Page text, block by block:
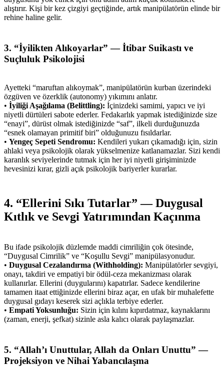
alıştırır. Kişi bir kez çizgiyi geçtiğinde, artık manipülatörün elinde bir
rehine haline gelir.
3. “İyilikten Alıkoyarlar” — İtibar Suikastı ve
Suçluluk Psikolojisi
Ayetteki “maruftan alıkoymak”, manipülatörün kurban üzerindeki
özgüven ve özerklik (autonomy) yıkımını anlatır.
• İyiliği Aşağılama (Belittling): İçinizdeki samimi, yapıcı ve iyi
niyetli dürtüleri sabote ederler. Fedakarlık yapmak istediğinizde size
“enayi”, dürüst olmak istediğinizde “saf”, ilkeli durduğunuzda
“esnek olamayan primitif biri” olduğunuzu fısıldarlar.
• Yengeç Sepeti Sendromu: Kendileri yukarı çıkamadığı için, sizin
ahlaki veya psikolojik olarak yükselmenize katlanamazlar. Sizi kendi
karanlık seviyelerinde tutmak için her iyi niyetli girişiminizde
hevesinizi kırar, gizli açık psikolojik bariyerler kurarlar.
4. “Ellerini Sıkı Tutarlar” — Duygusal
Kıtlık ve Sevgi Yatırımından Kaçınma
Bu ifade psikolojik düzlemde maddi cimriliğin çok ötesinde,
“Duygusal Cimrilik” ve “Koşullu Sevgi” manipülasyonudur.
• Duygusal Cezalandırma (Withholding): Manipülatörler sevgiyi,
onayı, takdiri ve empatiyi bir ödül-ceza mekanizması olarak
kullanırlar. Ellerini (duygularını) kapatırlar. Sadece kendilerine
tamamen itaat ettiğinizde ellerini biraz açar, en ufak bir muhalefette
duygusal gıdayı keserek sizi açlıkla terbiye ederler.
• Empati Yoksunluğu: Sizin için kılını kıpırdatmaz, kaynaklarını
(zaman, enerji, şefkat) sizinle asla kalıcı olarak paylaşmazlar.
5. “Allah’ı Unuttular, Allah da Onları Unuttu” —
Projeksiyon ve Nihai Yabancılaşma